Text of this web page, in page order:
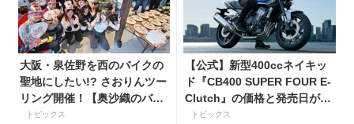
大阪・泉佐野を西のバイクの
聖地にしたい!? さおりんツー
リング開催！【奥沙織のバイ
ク日和第３回】
トピックス
【公式】新型400ccネイキッ
ド『CB400 SUPER FOUR E-
Clutch』の価格と発売日が決
定！ シリーズ最高58馬力＆
トピックス